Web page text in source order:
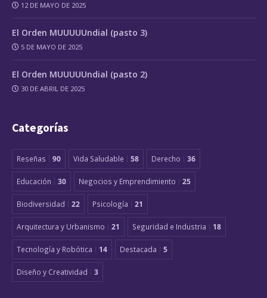
12 DE MAYO DE 2025
El Orden MUUUUUndial (pasto 3)
5 DE MAYO DE 2025
El Orden MUUUUUndial (pasto 2)
30 DE ABRIL DE 2025
Categorías
Reseñas 90 Vida Saludable 58 Derecho 36
Educación 30 Negocios y Emprendimiento 25
Biodiversidad 22 Psicología 21
Arquitectura y Urbanismo 21 Seguridad e Industria 18
Tecnología y Robótica 14 Destacada 5
Diseño y Creatividad 3